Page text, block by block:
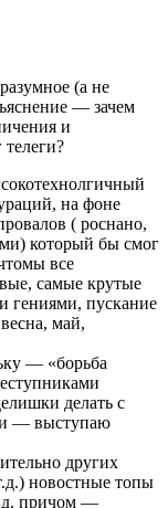
(а не
— зачем
и
на фоне
( роснано,
который бы смог
все
самые крутые
гениями, пускание
май,
— «борьба
делать с
— выступаю
других
новостные топы
причом —